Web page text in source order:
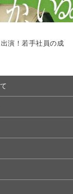
演！若手社員の成